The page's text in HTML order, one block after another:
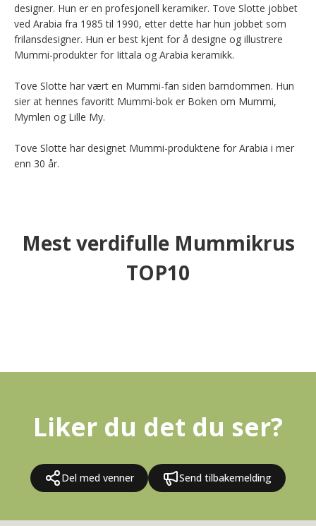
designer. Hun er en profesjonell keramiker. Tove Slotte jobbet
ved Arabia fra 1985 til 1990, etter dette har hun jobbet som
frilansdesigner. Hun er best kjent for å designe og illustrere
Mummi-produkter for Iittala og Arabia keramikk.
Tove Slotte har vært en Mummi-fan siden barndommen. Hun
sier at hennes favoritt Mummi-bok er Boken om Mummi,
Mymlen og Lille My.
Tove Slotte har designet Mummi-produktene for Arabia i mer
enn 30 år.
Mest verdifulle Mummikrus
TOP10
Liker du det du ser?
Del med venner Send tilbakemelding